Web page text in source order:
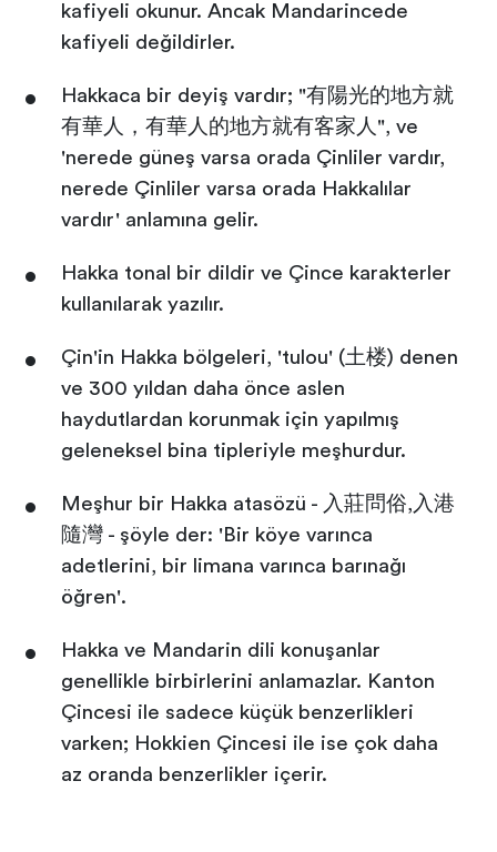
kafiyeli okunur. Ancak Mandarincede
kafiyeli değildirler.
Hakkaca bir deyiş vardır; "有陽光的地方就
有華人，有華人的地方就有客家人", ve
'nerede güneş varsa orada Çinliler vardır,
nerede Çinliler varsa orada Hakkalılar
vardır' anlamına gelir.
Hakka tonal bir dildir ve Çince karakterler
kullanılarak yazılır.
Çin'in Hakka bölgeleri, 'tulou' (土楼) denen
ve 300 yıldan daha önce aslen
haydutlardan korunmak için yapılmış
geleneksel bina tipleriyle meşhurdur.
Meşhur bir Hakka atasözü - 入莊問俗,入港
隨灣 - şöyle der: 'Bir köye varınca
adetlerini, bir limana varınca barınağı
öğren'.
Hakka ve Mandarin dili konuşanlar
genellikle birbirlerini anlamazlar. Kanton
Çincesi ile sadece küçük benzerlikleri
varken; Hokkien Çincesi ile ise çok daha
az oranda benzerlikler içerir.